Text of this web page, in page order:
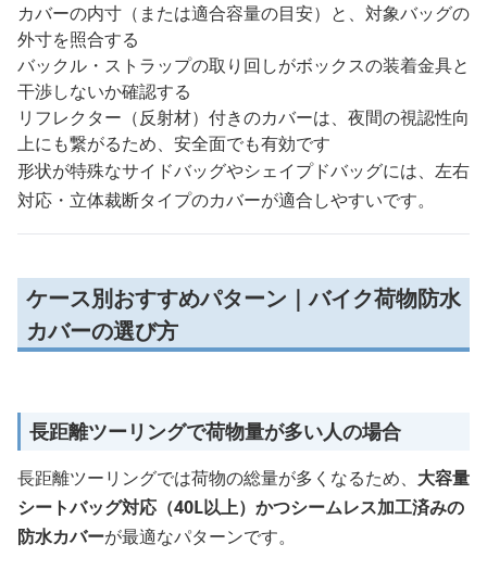
カバーの内寸（または適合容量の目安）と、対象バッグの
外寸を照合する
バックル・ストラップの取り回しがボックスの装着金具と
干渉しないか確認する
リフレクター（反射材）付きのカバーは、夜間の視認性向
上にも繋がるため、安全面でも有効です
形状が特殊なサイドバッグやシェイプドバッグには、左右
対応・立体裁断タイプのカバーが適合しやすいです。
ケース別おすすめパターン｜バイク荷物防水
カバーの選び方
長距離ツーリングで荷物量が多い人の場合
長距離ツーリングでは荷物の総量が多くなるため、 大容量
シートバッグ対応（40L以上）かつシームレス加工済みの
防水カバーが最適なパターンです。